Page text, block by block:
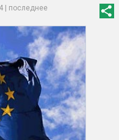
| последнее